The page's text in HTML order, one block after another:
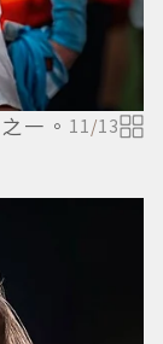
一。 11/13